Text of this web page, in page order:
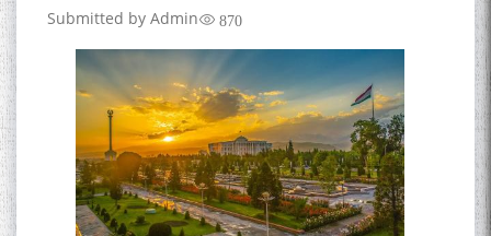
Submitted by Admin 870